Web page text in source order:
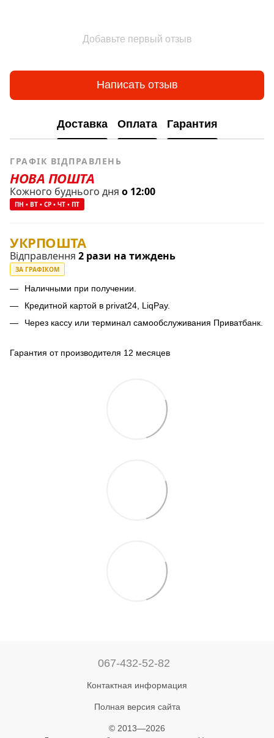
Добавьте первый отзыв
Написать отзыв
Доставка Оплата Гарантия
ГРАФІК ВІДПРАВЛЕНЬ
НОВА ПОШТА
Кожного буднього дня о 12:00
ПН • ВТ • СР • ЧТ • ПТ
УКРПОШТА
Відправлення 2 рази на тиждень
ЗА ГРАФІКОМ
Наличными при получении.
Кредитной картой в privat24, LiqPay.
Через кассу или терминал самообслуживания Приватбанк.
Гарантия от производителя 12 месяцев
067-432-52-82
Контактная информация
Полная версия сайта
© 2013—2026